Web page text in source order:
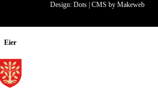
Design: Dots CMS by Makeweb
Eier